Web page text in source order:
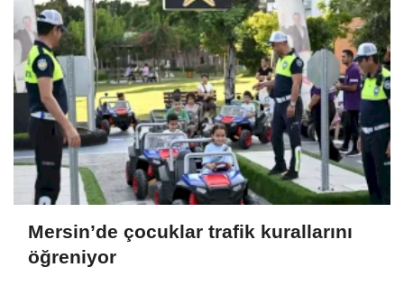
Mersin’de çocuklar trafik kurallarını
öğreniyor